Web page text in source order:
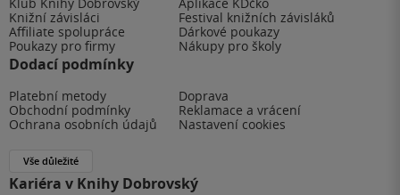
Knižní závisláci
Festival knižních závisláků
Affiliate spolupráce
Dárkové poukazy
Poukazy pro firmy
Nákupy pro školy
Dodací podmínky
Platební metody
Doprava
Obchodní podmínky
Reklamace a vrácení
Ochrana osobních údajů
Nastavení cookies
Vše důležité
Kariéra v Knihy Dobrovský